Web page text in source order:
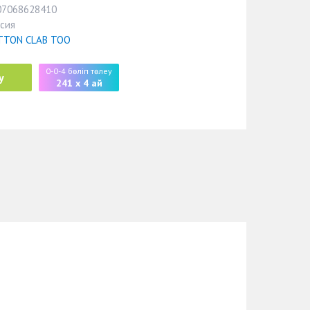
CLAB ТОО
0-0-4 бөліп төлеу
241 x 4 ай